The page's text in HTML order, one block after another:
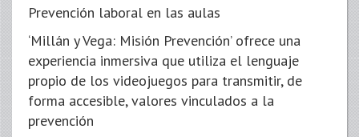
Prevención laboral en las aulas
‘Millán y Vega: Misión Prevención’ ofrece una
experiencia inmersiva que utiliza el lenguaje
propio de los videojuegos para transmitir, de
forma accesible, valores vinculados a la
prevención